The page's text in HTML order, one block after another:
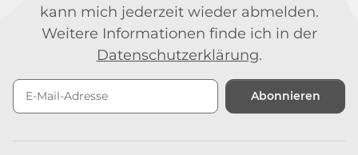
kann mich jederzeit wieder abmelden.
Weitere Informationen finde ich in der
Datenschutzerklärung.
Abonnieren